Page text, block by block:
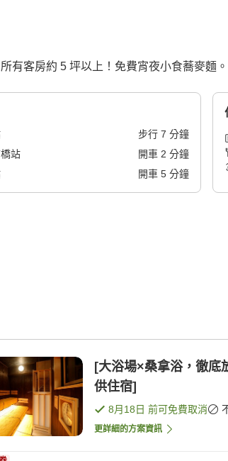
有客房約 5 坪以上！免費宵夜小食蕎麥麵。
步行 7 分鐘
站
開車 2 分鐘
開車 5分鐘
[大浴場×桑拿浴，徹
供住宿]
8月18日 前可免費取消
更詳細的方案資訊